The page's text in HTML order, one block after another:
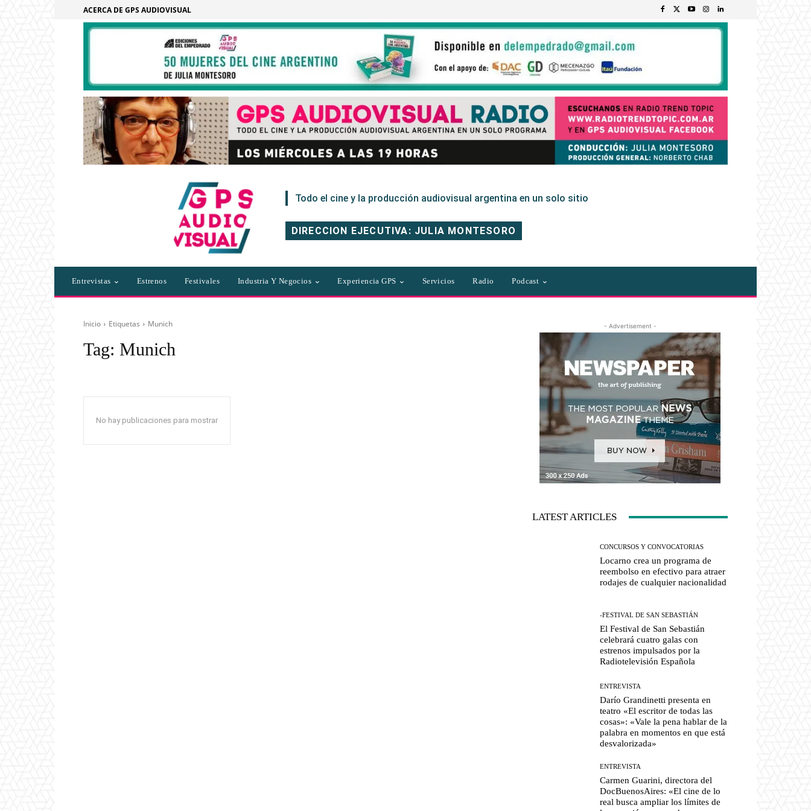
ACERCA DE GPS AUDIOVISUAL
Todo el cine y la producción audiovisual argentina en un solo sitio
DIRECCION EJECUTIVA: JULIA MONTESORO
Entrevistas Estrenos Festivales Industria Y Negocios Experiencia GPS Servicios Radio Podcast
Inicio Etiquetas Munich
Tag: Munich
No hay publicaciones para mostrar
- Advertisement -
LATEST ARTICLES
CONCURSOS Y CONVOCATORIAS
Locarno crea un programa de
reembolso en efectivo para atraer
rodajes de cualquier nacionalidad
-FESTIVAL DE SAN SEBASTIÁN
El Festival de San Sebastián
celebrará cuatro galas con
estrenos impulsados por la
Radiotelevisión Española
ENTREVISTA
Darío Grandinetti presenta en
teatro «El escritor de todas las
cosas»: «Vale la pena hablar de la
palabra en momentos en que está
desvalorizada»
ENTREVISTA
Carmen Guarini, directora del
DocBuenosAires: «El cine de lo
real busca ampliar los límites de